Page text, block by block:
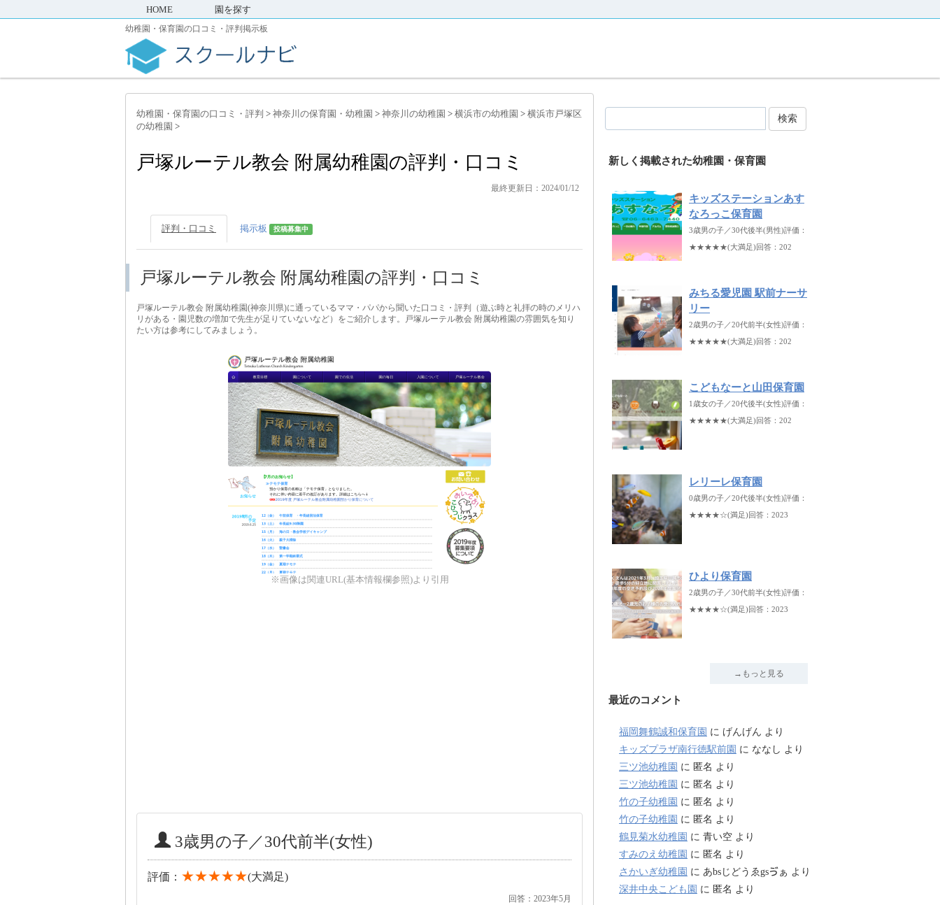
HOME 園を探す
幼稚園・保育園の口コミ・評判掲示板
幼稚園・保育園の口コミ・評判 > 神奈川の保育園・幼稚園 > 神奈川の幼稚園 > 横浜市の幼稚園 > 横浜市戸塚区
の幼稚園 >
戸塚ルーテル教会 附属幼稚園の評判・口コミ
最終更新日：2024/01/12
評判・口コミ 掲示板 投稿募集中
戸塚ルーテル教会 附属幼稚園の評判・口コミ
戸塚ルーテル教会 附属幼稚園(神奈川県)に通っているママ・パパから聞いた口コミ・評判（遊ぶ時と礼拝の時のメリハ
リがある・園児数の増加で先生が足りていないなど）をご紹介します。戸塚ルーテル教会 附属幼稚園の雰囲気を知り
たい方は参考にしてみましょう。
※画像は関連URL(基本情報欄参照)より引用
3歳男の子／30代前半(女性)
評価： ★★★★★(大満足)
回答：2023年5月
検索
新しく掲載された幼稚園・保育園
キッズステーションあす
なろっこ保育園
3歳男の子／30代後半(男性)評価：
★★★★★(大満足)回答：202
みちる愛児園 駅前ナーサ
リー
2歳男の子／20代前半(女性)評価：
★★★★★(大満足)回答：202
こどもなーと山田保育園
1歳女の子／20代後半(女性)評価：
★★★★★(大満足)回答：202
レリーレ保育園
0歳男の子／20代後半(女性)評価：
★★★★☆(満足)回答：2023
ひより保育園
2歳男の子／30代前半(女性)評価：
★★★★☆(満足)回答：2023
→もっと見る
最近のコメント
福岡舞鶴誠和保育園 に げんげん より
キッズプラザ南行徳駅前園 に ななし より
三ツ池幼稚園 に 匿名 より
三ツ池幼稚園 に 匿名 より
竹の子幼稚園 に 匿名 より
竹の子幼稚園 に 匿名 より
鶴見菊水幼稚園 に 青い空 より
すみのえ幼稚園 に 匿名 より
さかいぎ幼稚園 に あbsじどうゑgsゔぁ より
深井中央こども園 に 匿名 より